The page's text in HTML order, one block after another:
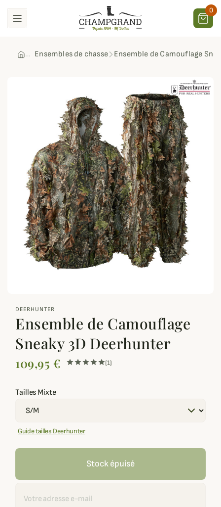
0
Ensembles de chasse Ensemble de Camouflage
DEERHUNTER
Ensemble de Camouflage
Sneaky 3D Deerhunter
109,95 € (1)
Tailles Mixte
Guide tailles Deerhunter
Stock épuisé